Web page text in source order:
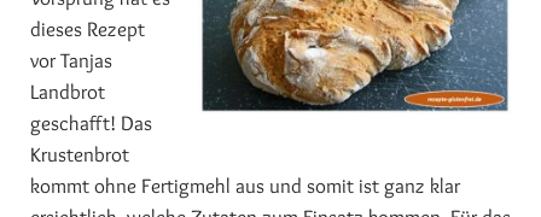
dieses Rezept
vor Tanjas
Landbrot
geschafft! Das
Krustenbrot
kommt ohne Fertigmehl aus und somit ist ganz klar